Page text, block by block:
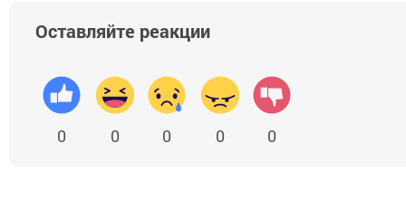
Оставляйте реакции
0 0 0 0 0